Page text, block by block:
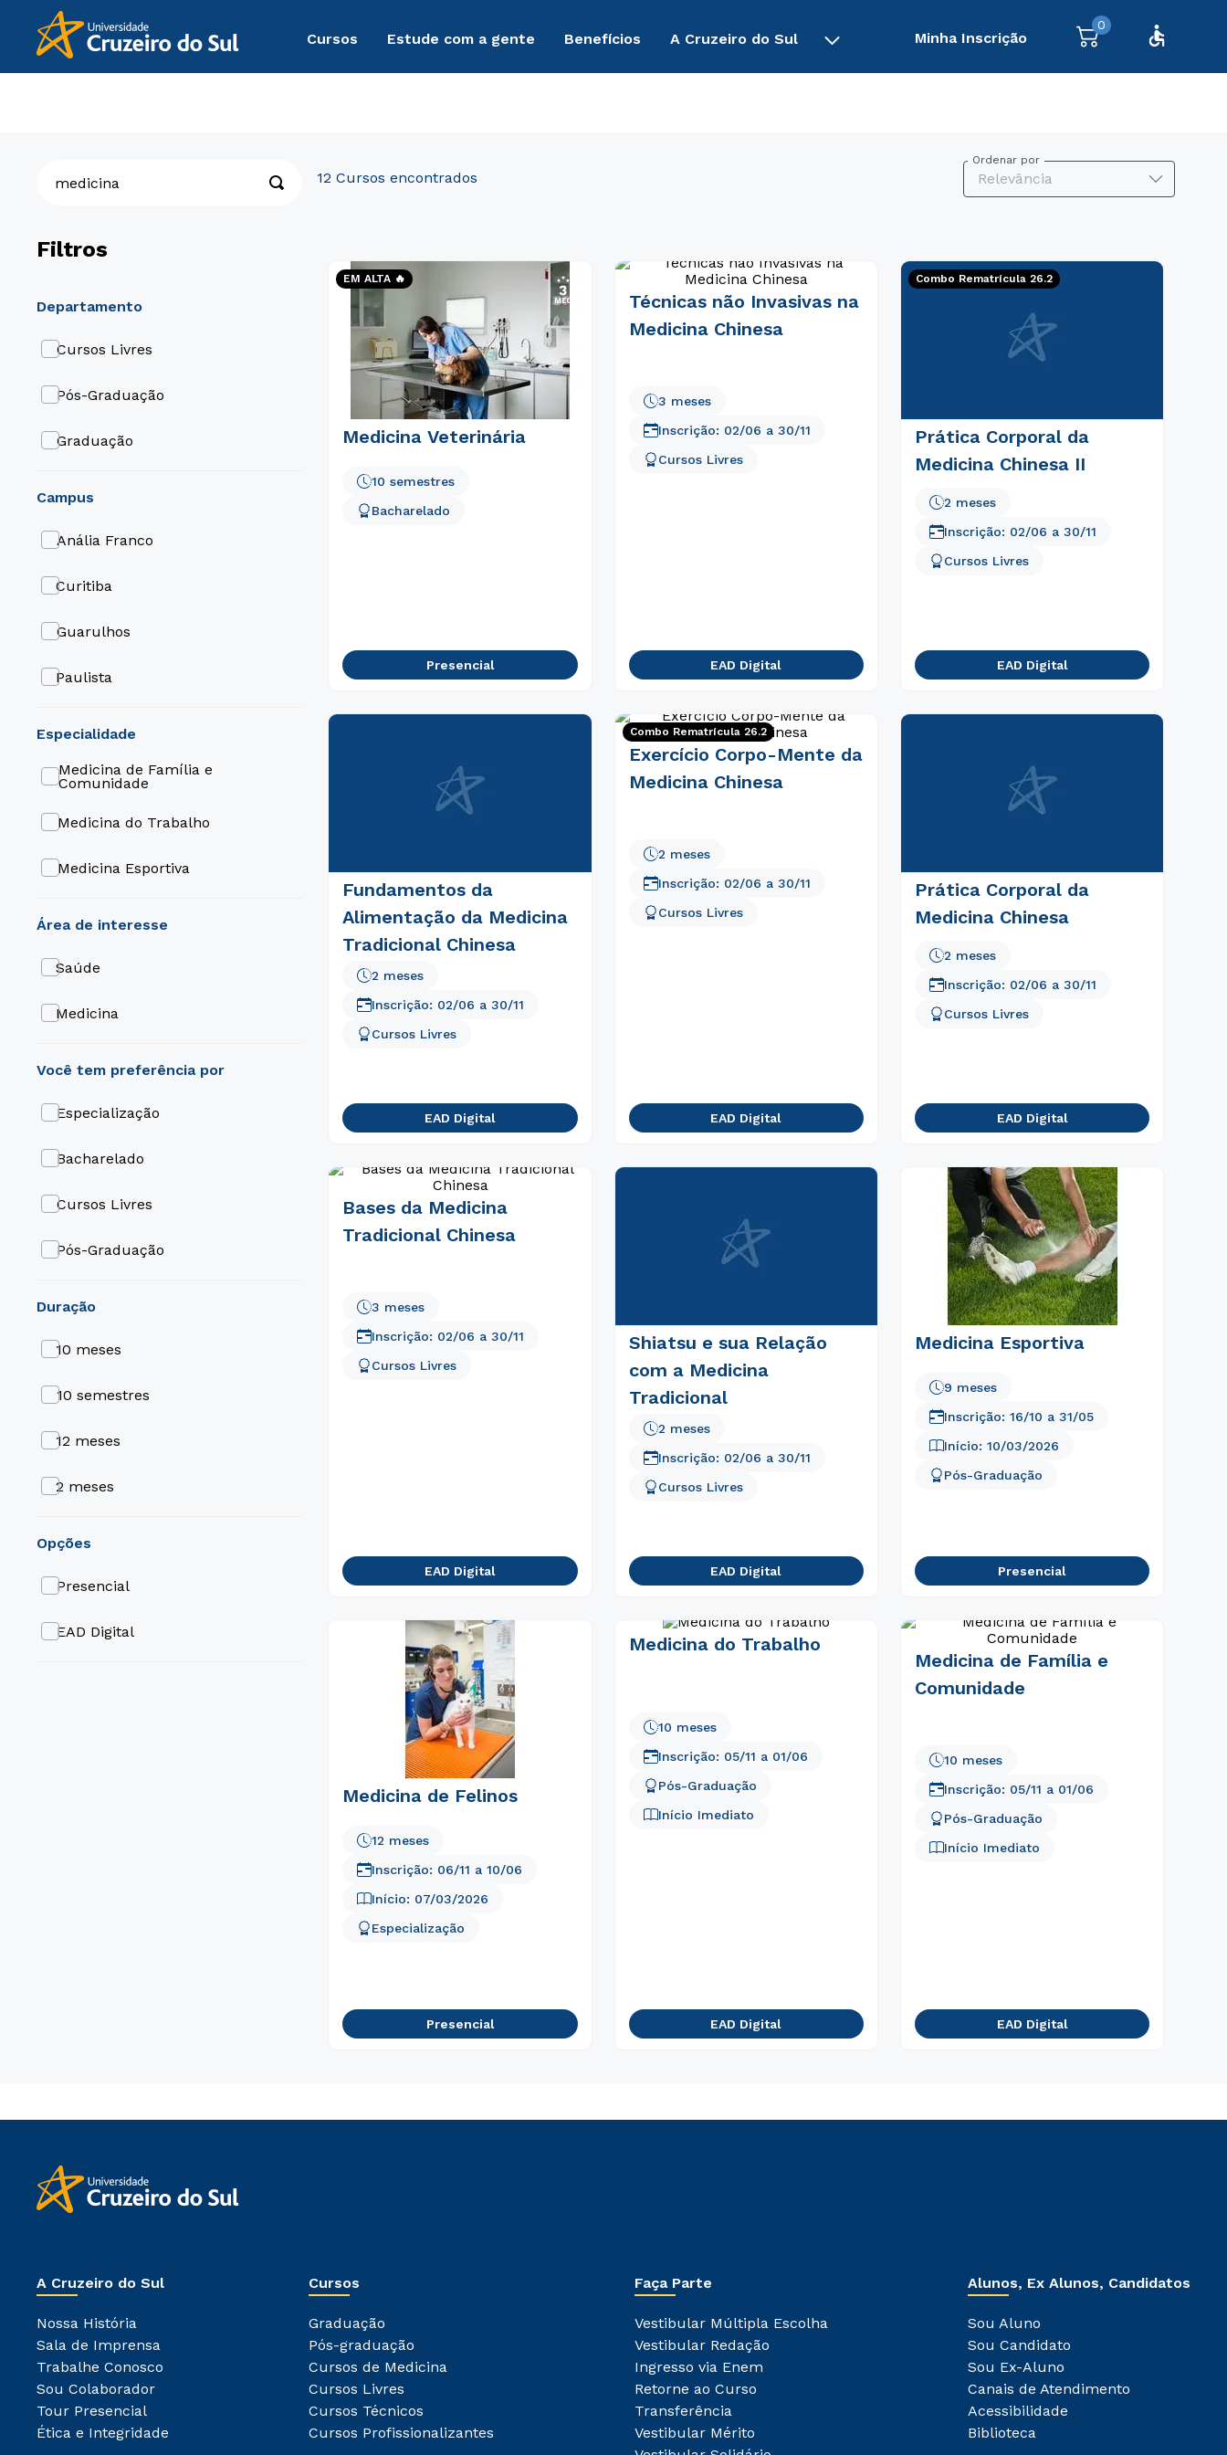
Cursos Estude com a gente Benefícios A Cruzeiro do Sul Minha Inscrição
0
Filtros
Departamento
Cursos Livres
Pós-Graduação
Graduação
área de interesse
Saúde
Medicina
campus
Anália Franco
Curitiba
Guarulhos
Paulista
Villa Lobos
duração
10 meses
10 semestres
12 meses
2 meses
9 meses
especialidade
Medicina de Família e
Comunidade
Medicina do Trabalho
Medicina Esportiva
opções
Presencial
EAD Digital
Especialização
Bacharelado
Cursos Livres
Pós-Graduação
12
Ordenar por
Relevância
EM ALTA 🔥
Medicina Veterinária
Bacharelado
10 semestres
Presencial
Técnicas não Invasivas na
Medicina Chinesa
3 meses
Cursos Livres
Inscrição: 02/06 a 30/11
EAD Digital
Combo Rematrícula 26.2
Prática Corporal da
Medicina Chinesa II
Cursos Livres
2 meses
Inscrição: 02/06 a 30/11
EAD Digital
Fundamentos da
Alimentação da Medicina
Tradicional Chinesa
Cursos Livres
2 meses
Inscrição: 02/06 a 30/11
EAD Digital
Combo Rematrícula 26.2
Exercício Corpo-Mente da
Medicina Chinesa
2 meses
Cursos Livres
Inscrição: 02/06 a 30/11
EAD Digital
Prática Corporal da
Medicina Chinesa
2 meses
Cursos Livres
Inscrição: 02/06 a 30/11
EAD Digital
Bases da Medicina
Tradicional Chinesa
Cursos Livres
3 meses
Inscrição: 02/06 a 30/11
EAD Digital
Shiatsu e sua Relação
com a Medicina
Tradicional
Cursos Livres
2 meses
Inscrição: 02/06 a 30/11
EAD Digital
Medicina Esportiva
Início:10/03/2026
9 meses
Pós-Graduação
Inscrição:16/10 a 31/05
Presencial
Medicina de Felinos
Início: 07/03/2026
12 meses
Especialização
Inscrição: 06/11 a 10/06
Presencial
Medicina do Trabalho
10 meses
Pós-Graduação
Início Imediato
Inscrição: 05/11 a 01/06
EAD Digital
Medicina de Família e
Comunidade
Pós-Graduação
Início Imediato
10 meses
Inscrição: 05/11 a 01/06
EAD Digital
A Cruzeiro do Sul
Nossa História
Sala de Imprensa
Trabalhe Conosco
Sou Colaborador
Tour Presencial
Ética e Integridade
Cursos
Graduação
Pós-graduação
Cursos de Medicina
Cursos Livres
Cursos Técnicos
Cursos Profissionalizantes
Faça Parte
Vestibular Múltipla Escolha
Vestibular Redação
Ingresso via Enem
Retorne ao Curso
Transferência
Vestibular Mérito
Alunos, Ex Alunos, Candidatos
Sou Aluno
Sou Candidato
Sou Ex-Aluno
Canais de Atendimento
Acessibilidade
Biblioteca
Estou de acordo com a
autorizo que meus dados sejam utilizados para o
envio de conteúdos da Cruzeiro do Sul.